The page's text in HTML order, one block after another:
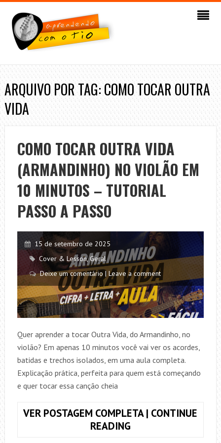
ARQUIVO POR TAG: COMO TOCAR OUTRA
VIDA
COMO TOCAR OUTRA VIDA
(ARMANDINHO) NO VIOLÃO EM
10 MINUTOS – TUTORIAL
PASSO A PASSO
15 de setembro de 2025
Cover & Lesson,Geral
Deixe um comentário | Leave a comment
Quer aprender a tocar Outra Vida, do Armandinho, no
violão? Em apenas 10 minutos você vai ver os acordes,
batidas e trechos isolados, em uma aula completa.
Explicação prática, perfeita para quem está começando
e quer tocar essa canção cheia
VER POSTAGEM COMPLETA | CONTINUE
READINGCOMO